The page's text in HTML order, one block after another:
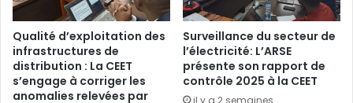
Qualité d’exploitation des
infrastructures de
distribution : La CEET
s’engage à corriger les
anomalies relevées par
Surveillance du secteur de
l’électricité: L’ARSE
présente son rapport de
contrôle 2025 à la CEET
il y a 2 semaines